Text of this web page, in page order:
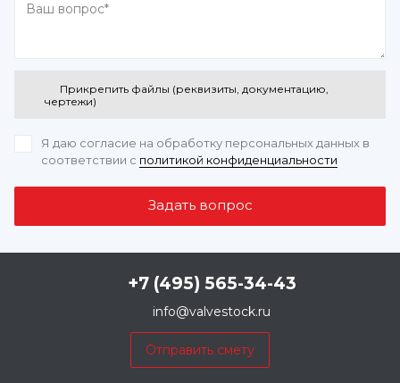
Прикрепить файлы (реквизиты, документацию,
чертежи)
Я даю согласие на обработку персональных данных в
соответствии с политикой конфиденциальности
+7 (495) 565-34-43
info@valvestock.ru